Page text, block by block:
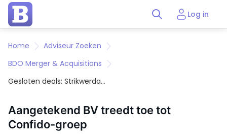
Log in
Home
Adviseur Zoeken
BDO Merger & Acquisitions
Gesloten deals: Strikwerda
Aangetekend BV treedt toe tot
Confido-groep